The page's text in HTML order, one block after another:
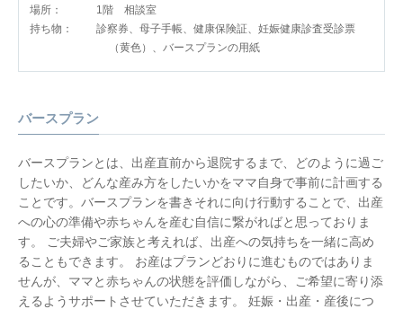
場所：
1階 相談室
持ち物：
診察券、母子手帳、健康保険証、妊娠健康診査受診票
（黄色）、バースプランの用紙
バースプラン
バースプランとは、出産直前から退院するまで、どのように過ご
したいか、どんな産み方をしたいかをママ自身で事前に計画する
ことです。バースプランを書きそれに向け行動することで、出産
への心の準備や赤ちゃんを産む自信に繋がればと思っておりま
す。 ご夫婦やご家族と考えれば、出産への気持ちを一緒に高め
ることもできます。 お産はプランどおりに進むものではありま
せんが、ママと赤ちゃんの状態を評価しながら、ご希望に寄り添
えるようサポートさせていただきます。 妊娠・出産・産後につ